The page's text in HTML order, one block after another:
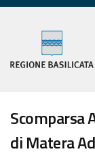
Scomparsa
di Matera